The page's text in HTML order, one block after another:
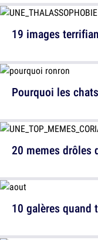
Pourquoi les
10 galères quand
19 images
20 memes drôles